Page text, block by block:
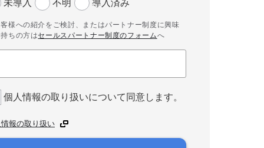
未導入 不明 導入済み
様への紹介をご検討、またはパートナー制度に興味
ちの方はセールスパートナー制度のフォームへ
個人情報の取り扱いについて同意します。
報の取り扱い